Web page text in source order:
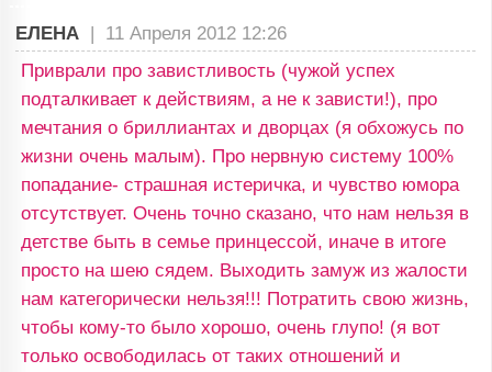
ЕЛЕНА | 11 Апреля 2012 12:26
Приврали про завистливость (чужой успех
подталкивает к действиям, а не к зависти!), про
мечтания о бриллиантах и дворцах (я обхожусь по
жизни очень малым). Про нервную систему 100%
попадание- страшная истеричка, и чувство юмора
отсутствует. Очень точно сказано, что нам нельзя в
детстве быть в семье принцессой, иначе в итоге
просто на шею сядем. Выходить замуж из жалости
нам категорически нельзя!!! Потратить свою жизнь,
чтобы кому-то было хорошо, очень глупо! (я вот
только освободилась от таких отношений и